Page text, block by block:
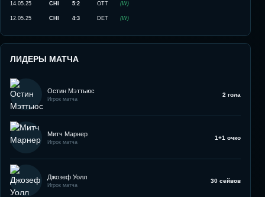
14.05.25 CHI 5:2 OTT (W)
12.05.25 CHI 4:3 DET (W)
ЛИДЕРЫ МАТЧА
Остин Мэттьюс
Игрок матча
2 гола
Митч Марнер
Игрок матча
1+1 очко
Джозеф Уолл
Игрок матча
30 сейвов